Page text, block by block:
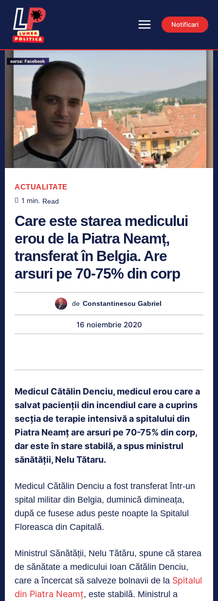
Notificari
ACTUALITATE
1 min. Read
Care este starea medicului
erou de la Piatra Neamț,
transferat în Belgia. Are
arsuri pe 70-75% din corp
de Constantinescu Gabriel
16 noiembrie 2020
Medicul Cătălin Denciu, medicul erou care a
salvat pacienții din incendiul care a cuprins
secția de terapie intensivă a spitalului din
Piatra Neamț are arsuri pe 70-75% din corp,
dar este în stare stabilă, a spus ministrul
sănătății, Nelu Tătaru.
Medicul Cătălin Denciu a fost transferat într-un
spital militar din Belgia, duminică dimineața,
după ce fusese adus peste noapte la Spitalul
Floreasca din Capitală.
Ministrul Sănătății, Nelu Tătăru, spune că starea
de sănătate a medicului Ioan Cătălin Denciu,
care a încercat să salveze bolnavii de la Spitalul
din Piatra Neamț, este stabilă. Ministrul a